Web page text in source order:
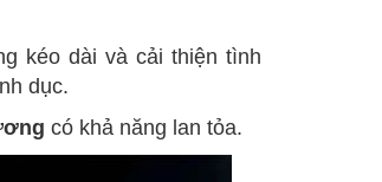
kéo dài và cải thiện tình
dục.
có khả năng lan tỏa.